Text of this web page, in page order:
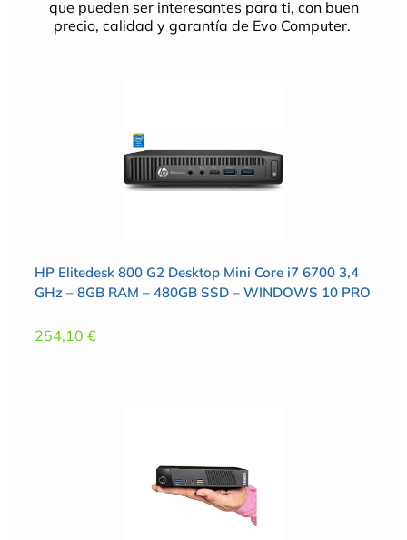
que pueden ser interesantes para ti, con buen
precio, calidad y garantía de Evo Computer.
HP Elitedesk 800 G2 Desktop Mini Core i7 6700 3,4
GHz – 8GB RAM – 480GB SSD – WINDOWS 10 PRO
254,10 €